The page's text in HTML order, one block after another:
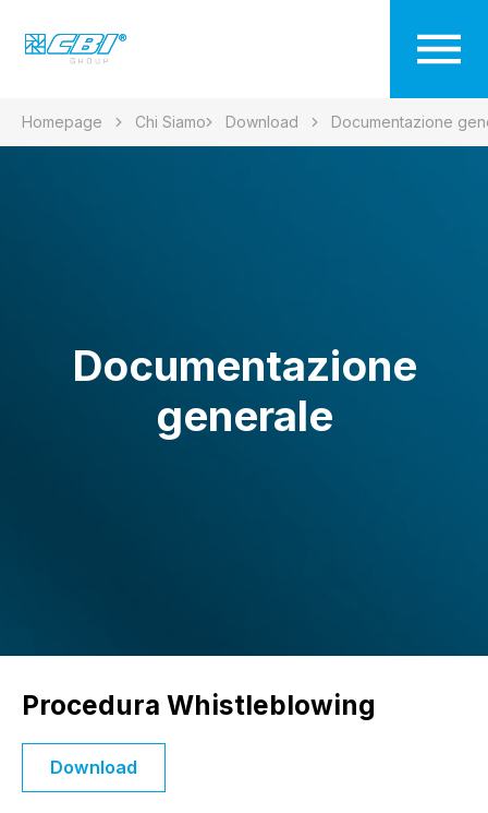
Homepage Chi Siamo Download Documentazione
Documentazione
generale
Procedura Whistleblowing
Download